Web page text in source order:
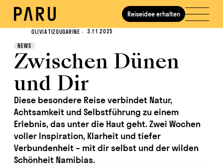
Reiseidee erhalten
Journal
OLIVIA TIZOUGARINE · 3.11.2025
NEWS
Zwischen Dünen
und Dir
Diese besondere Reise verbindet Natur,
Achtsamkeit und Selbstführung zu einem
Erlebnis, das unter die Haut geht. Zwei Wochen
voller Inspiration, Klarheit und tiefer
Verbundenheit – mit dir selbst und der wilden
Schönheit Namibias.